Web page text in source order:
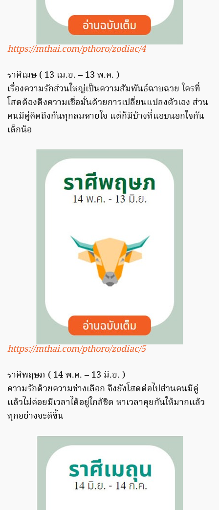
https://mthai.com/pthoro/zodiac/4
ราศีเมษ ( 13 เม.ย. – 13 พ.ค. )
เรื่องความรักส่วนใหญ่เป็นความสัมพันธ์ฉาบฉวย ใครที่
โสดต้องดึงความเชื่อมั่นด้วยการเปลี่ยนแปลงตัวเอง ส่วน
คนมีคู่คิดถึงกันทุกลมหายใจ แต่ก็มีบ้างที่แอบนอกใจกัน
เล็กน้อ
https://mthai.com/pthoro/zodiac/5
ราศีพฤษภ ( 14 พ.ค. – 13 มิ.ย. )
ความรักด้วยความช่างเลือก จึงยังโสดต่อไปส่วนคนมีคู่
แล้วไม่ค่อยมีเวลาได้อยู่ใกล้ชิด หาเวลาคุยกันให้มากแล้ว
ทุกอย่างจะดีขึ้น